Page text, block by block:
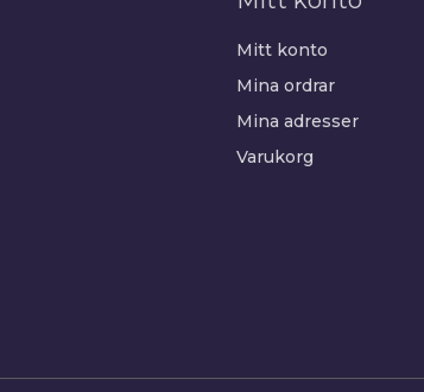
Mitt konto
Mina ordrar
Mina adresser
Varukorg